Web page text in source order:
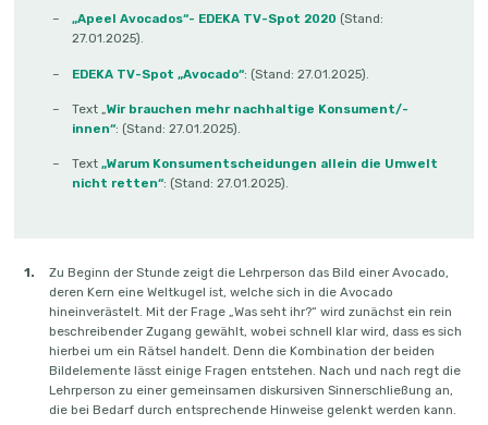
Unterrichtseinheit stellt deswegen exemplarisch verschiedene Formen des
Erzählens über die Avocado vor und regt dadurch ganzheitliche
Die Avocado hat als Konsumgut im letzten Jahrzehnt in Deutschland einen
wahren Boom erlebt. Nicht nur für Veganer:innen gilt sie als Superfood, da
sie trotz ihres hohen Fettgehalts gesund ist und aufgrund dessen von vielen
als Ersatz für tierische Produkte wie Butter oder Eier genutzt wird.
Gleichwohl ist der Genuss durch einen bitteren Beigeschmack
von Avocados führt in den Anbauregionen zu Wassermangel für die
einheimischen Gemeinden. Dazu kommen die CO2-Emissionen für den
Transport der Früchte nach Europa. Allerdings gilt es, dies sogleich zu
relativieren, denn 100gr Avocado (pro Frucht etwa 0,05kg) verursachen
weniger CO2-Emissionen als 100gr Ei (pro Stück etwa 0,2kg). Die ethische
Bewertung des Avocadokonsums ist also durchaus komplexer als man
meinen möchte. Erschwert wird diese zusätzlich dadurch, dass Avocados in
unterschiedlichen Ländern der Erde angebaut werden, sodass nicht alle
„Apeel Avocados“- EDEKA TV-Spot 2020 (Stand:
27.01.2025).
EDEKA TV-Spot „Avocado“: (Stand: 27.01.2025).
Text „Wir brauchen mehr nachhaltige Konsument/-
innen“: (Stand: 27.01.2025).
Text „Warum Konsumentscheidungen allein die Umwelt
nicht retten“: (Stand: 27.01.2025).
Zu Beginn der Stunde zeigt die Lehrperson das Bild einer Avocado,
deren Kern eine Weltkugel ist, welche sich in die Avocado
hineinverästelt. Mit der Frage „Was seht ihr?“ wird zunächst ein rein
beschreibender Zugang gewählt, wobei schnell klar wird, dass es sich
hierbei um ein Rätsel handelt. Denn die Kombination der beiden
Bildelemente lässt einige Fragen entstehen. Nach und nach regt die
Lehrperson zu einer gemeinsamen diskursiven Sinnerschließung an,
die bei Bedarf durch entsprechende Hinweise gelenkt werden kann.